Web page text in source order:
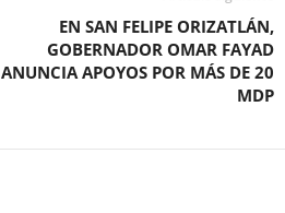
EN SAN FELIPE ORIZATLÁN,
GOBERNADOR OMAR FAYAD
ANUNCIA APOYOS POR MÁS DE 20
MDP